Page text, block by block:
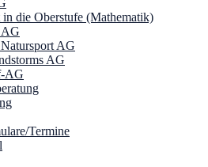
die Oberstufe (Mathematik)
AG
AG
AG
AG
Termine